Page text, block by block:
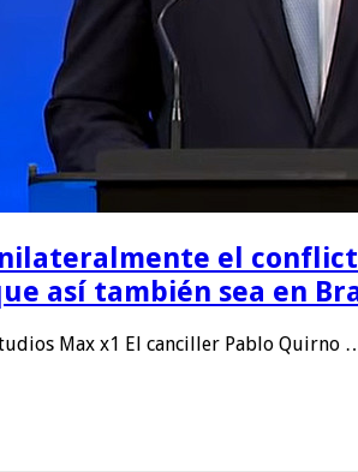
el
así también sea en
Max x1 El canciller Pablo Quirno